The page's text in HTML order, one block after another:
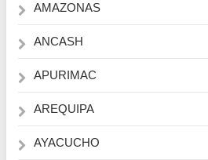
AMAZONAS
ANCASH
APURIMAC
AREQUIPA
AYACUCHO